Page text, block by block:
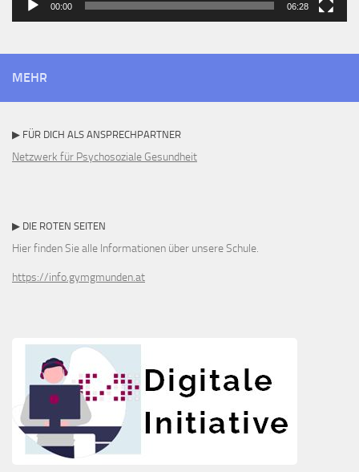
00:00 06:28
MEHR
▶ FÜR DICH ALS ANSPRECHPARTNER
Netzwerk für Psychosoziale Gesundheit
▶ DIE ROTEN SEITEN
Hier finden Sie alle Informationen über unsere Schule.
https://info.gymgmunden.at